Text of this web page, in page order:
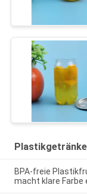
BPA-freie
macht klare Farbe